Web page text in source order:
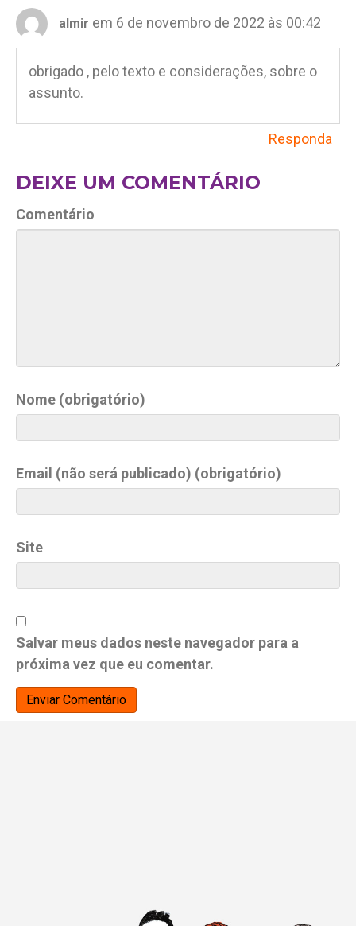
almir em 6 de novembro de 2022 às 00:42
obrigado , pelo texto e considerações, sobre o
assunto.
Responda
DEIXE UM COMENTÁRIO
Comentário
Nome (obrigatório)
Email (não será publicado) (obrigatório)
Site
Salvar meus dados neste navegador para a
próxima vez que eu comentar.